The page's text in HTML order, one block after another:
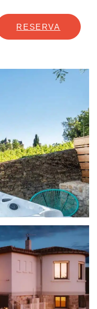
RESERVA